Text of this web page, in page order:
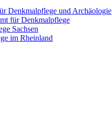
Denkmalpflege und Archäologie
für Denkmalpflege
Sachsen
im Rheinland